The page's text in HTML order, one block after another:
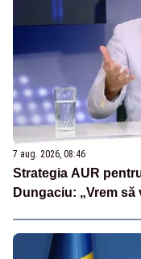
7 aug. 2026, 08:46
Strategia AUR
Dungaciu: „Vrem